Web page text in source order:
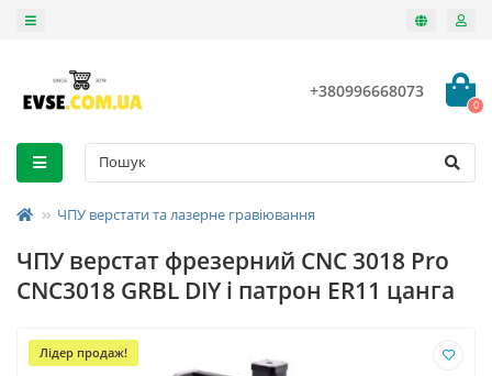
+380996668073
0
ЧПУ верстати та лазерне гравіювання
ЧПУ верстат фрезерний CNC 3018 Pro
CNC3018 GRBL DIY і патрон ER11 цанга
Лідер продаж!